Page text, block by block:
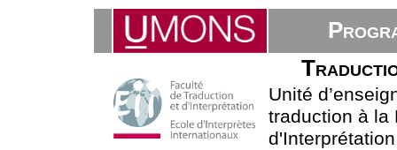
Unité
traduction à la